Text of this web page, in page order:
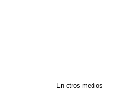
En otros medios